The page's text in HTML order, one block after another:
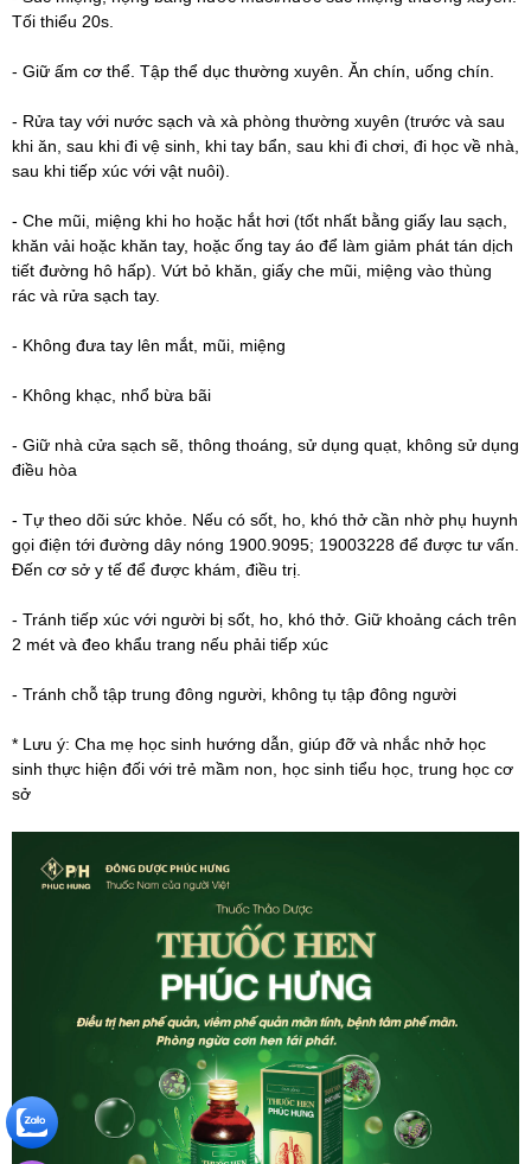
Tối thiểu 20s.
- Giữ ấm cơ thể. Tập thể dục thường xuyên. Ăn chín, uống chín.
- Rửa tay với nước sạch và xà phòng thường xuyên (trước và sau
khi ăn, sau khi đi vệ sinh, khi tay bẩn, sau khi đi chơi, đi học về nhà,
sau khi tiếp xúc với vật nuôi).
- Che mũi, miệng khi ho hoặc hắt hơi (tốt nhất bằng giấy lau sạch,
khăn vải hoặc khăn tay, hoặc ống tay áo để làm giảm phát tán dịch
tiết đường hô hấp). Vứt bỏ khăn, giấy che mũi, miệng vào thùng
rác và rửa sạch tay.
- Không đưa tay lên mắt, mũi, miệng
- Không khạc, nhổ bừa bãi
- Giữ nhà cửa sạch sẽ, thông thoáng, sử dụng quạt, không sử dụng
điều hòa
- Tự theo dõi sức khỏe. Nếu có sốt, ho, khó thở cần nhờ phụ huynh
gọi điện tới đường dây nóng 1900.9095; 19003228 để được tư vấn.
Đến cơ sở y tế để được khám, điều trị.
- Tránh tiếp xúc với người bị sốt, ho, khó thở. Giữ khoảng cách trên
2 mét và đeo khẩu trang nếu phải tiếp xúc
- Tránh chỗ tập trung đông người, không tụ tập đông người
* Lưu ý: Cha mẹ học sinh hướng dẫn, giúp đỡ và nhắc nhở học
sinh thực hiện đối với trẻ mầm non, học sinh tiểu học, trung học cơ
sở